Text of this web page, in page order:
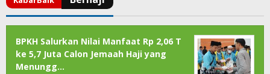
BPKH Salurkan Nilai Manfaat Rp 2,06 T
ke 5,7 Juta Calon Jemaah Haji yang
Menungg…